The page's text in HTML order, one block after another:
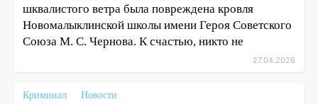
шквалистого ветра была повреждена кровля
Новомалыклинской школы имени Героя Советского
Союза М. С. Чернова. К счастью, никто не
27.04.2026
Криминал
Новости